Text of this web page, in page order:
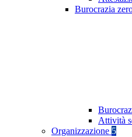
Burocrazia
Attività
Organizzazione 5